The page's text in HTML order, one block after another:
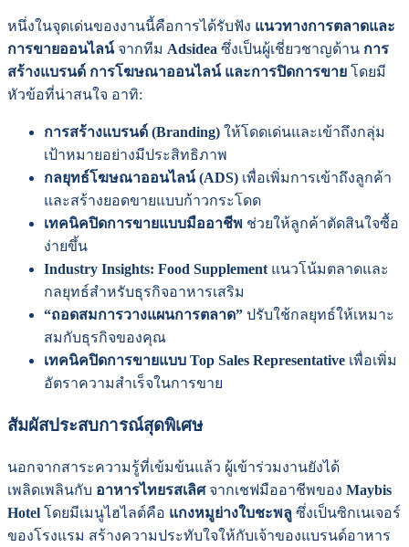
หนึ่งในจุดเด่นของงานนี้คือการได้รับฟัง แนวทางการตลาดและ
การขายออนไลน์จากทีม Adsidea ซึ่งเป็นผู้เชี่ยวชาญด้าน การ
สร้างแบรนด์ การโฆษณาออนไลน์ และการปิดการขาย โดยมี
หัวข้อที่น่าสนใจ อาทิ:
การสร้างแบรนด์ (Branding) ให้โดดเด่นและเข้าถึงกลุ่ม
เป้าหมายอย่างมีประสิทธิภาพ
กลยุทธ์โฆษณาออนไลน์ (ADS) เพื่อเพิ่มการเข้าถึงลูกค้า
และสร้างยอดขายแบบก้าวกระโดด
เทคนิคปิดการขายแบบมืออาชีพ ช่วยให้ลูกค้าตัดสินใจซื้อ
ง่ายขึ้น
Industry Insights: Food Supplement แนวโน้มตลาดและ
กลยุทธ์สำหรับธุรกิจอาหารเสริม
“ถอดสมการวางแผนการตลาด” ปรับใช้กลยุทธ์ให้เหมาะ
สมกับธุรกิจของคุณ
เทคนิคปิดการขายแบบ Top Sales Representative เพื่อเพิ่ม
อัตราความสำเร็จในการขาย
สัมผัสประสบการณ์สุดพิเศษ
นอกจากสาระความรู้ที่เข้มข้นแล้ว ผู้เข้าร่วมงานยังได้
เพลิดเพลินกับ อาหารไทยรสเลิศจากเชฟมืออาชีพของ Maybis
Hotel โดยมีเมนูไฮไลต์คือ แกงหมูย่างใบชะพลู ซึ่งเป็นซิกเนเจอร์
ของโรงแรม สร้างความประทับใจให้กับเจ้าของแบรนด์อาหาร